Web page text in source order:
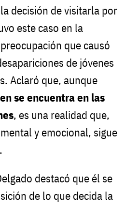
decisión de visitarla por
este caso en la
que causó
de jóvenes
Aclaró que, aunque
se encuentra en las
, es una realidad que,
y emocional, sigue
destacó que él se
de lo que decida la